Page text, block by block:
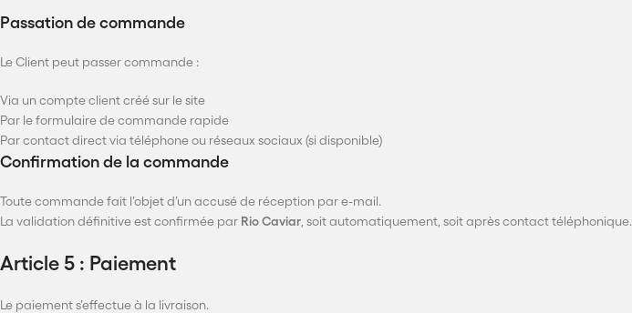
Passation de commande
Le Client peut passer commande :
Via un compte client créé sur le site
Par le formulaire de commande rapide
Par contact direct via téléphone ou réseaux sociaux (si disponible)
Confirmation de la commande
Toute commande fait l’objet d’un accusé de réception par e-mail.
La validation définitive est confirmée par Rio Caviar , soit automatiquement, soit après contact téléphonique.
Article 5 : Paiement
Le paiement s’effectue à la livraison.